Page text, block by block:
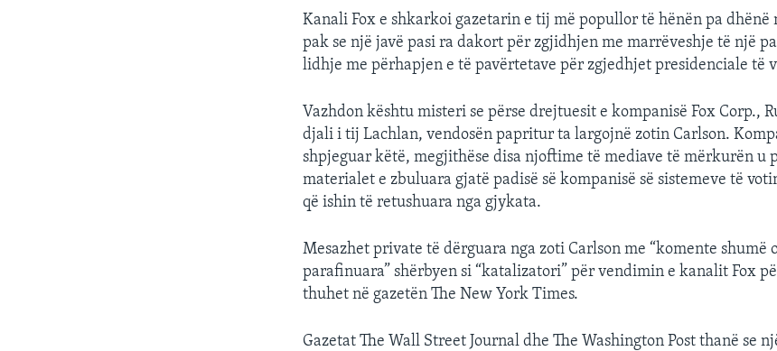
Kanali Fox e shkarkoi gazetarin e tij më popullor të hënën pa dhënë
pak se një javë pasi ra dakort për zgjidhjen me marrëveshje të një
lidhje me përhapjen e të pavërtetave për zgjedhjet presidenciale të
Vazhdon kështu misteri se përse drejtuesit e kompanisë Fox Corp.,
djali i tij Lachlan, vendosën papritur ta largojnë zotin Carlson.
shpjeguar këtë, megjithëse disa njoftime të mediave të mërkurën u
materialet e zbuluara gjatë padisë së kompanisë së sistemeve të
që ishin të retushuara nga gjykata.
Mesazhet private të dërguara nga zoti Carlson me “komente shumë
parafinuara” shërbyen si “katalizatori” për vendimin e kanalit Fox
thuhet në gazetën The New York Times.
Gazetat The Wall Street Journal dhe The Washington Post thanë se